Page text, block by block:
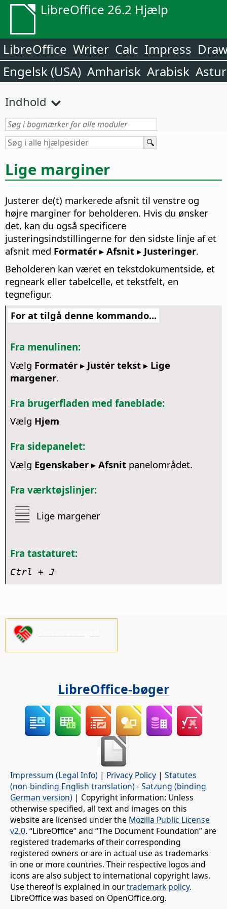
LibreOffice 26.2 Hjælp
LibreOffice Writer Calc Impress
Engelsk (USA) Amharisk Arabisk
Indhold
Lige marginer
Justerer de(t) markerede afsnit til venstre og
højre marginer for beholderen. Hvis du ønsker
det, kan du også specificere
justeringsindstillingerne for den sidste linje af et
afsnit med Formatér ▸ Afsnit ▸ Justeringer.
Beholderen kan været en tekstdokumentside, et
regneark eller tabelcelle, et tekstfelt, en
tegnefigur.
For at tilgå denne kommando...
Fra menulinen:
Vælg Formatér ▸ Justér tekst ▸ Lige
margener.
Fra brugerfladen med faneblade:
Vælg Hjem
Fra sidepanelet:
Vælg Egenskaber▸ Afsnitpanelområdet.
Fra værktøjslinjer:
Lige margener
Fra tastaturet:
Ctrl + J
LibreOffice-bøger
Impressum (Legal Info) | Privacy Policy | Statutes
(non-binding English translation) -Satzung (binding
German version) | Copyright information: Unless
otherwise specified, all text and images on this
website are licensed under the Mozilla Public License
v2.0. “LibreOffice” and “The Document Foundation” are
registered trademarks of their corresponding
registered owners or are in actual use as trademarks
in one or more countries. Their respective logos and
icons are also subject to international copyright laws.
Use thereof is explained in ourtrademark policy.
LibreOffice was based on OpenOffice.org.